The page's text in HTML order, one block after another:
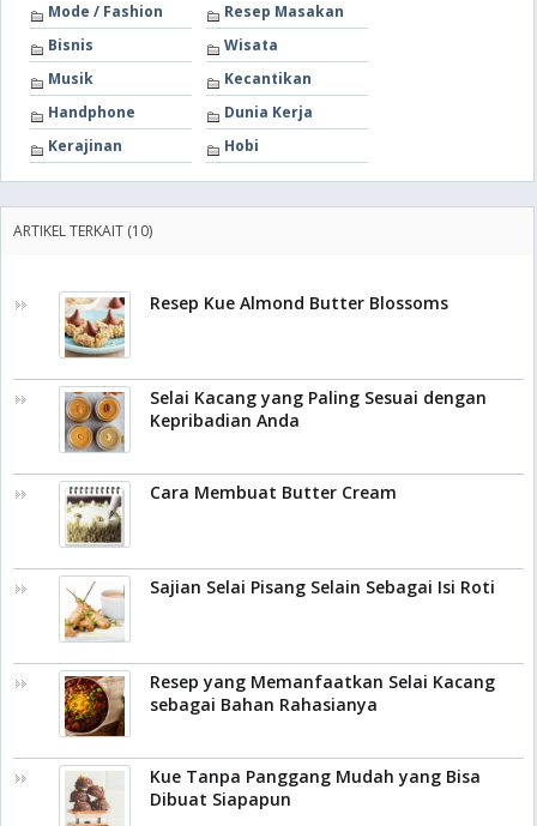
Mode / Fashion
Resep Masakan
Bisnis
Wisata
Musik
Kecantikan
Handphone
Dunia Kerja
Kerajinan
Hobi
ARTIKEL TERKAIT (10)
Resep Kue Almond Butter Blossoms
Selai Kacang yang Paling Sesuai dengan
Kepribadian Anda
Cara Membuat Butter Cream
Sajian Selai Pisang Selain Sebagai Isi Roti
Resep yang Memanfaatkan Selai Kacang
sebagai Bahan Rahasianya
Kue Tanpa Panggang Mudah yang Bisa
Dibuat Siapapun